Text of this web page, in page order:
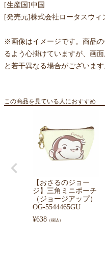
[生産国]中国
[発売元]株式会社ロータスウィ
※画像はイメージです。商品
るよう心掛けていますが、画
と若干異なる場合がございます
この商品を見ている人におすすめ
【おさるのジョー
ジ】三角ミニポーチ
（ジョージアップ）
OG-5544465GU
¥638 （税込）